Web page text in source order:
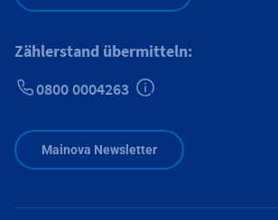
Zählerstand übermitteln:
0800 0004263
Mainova Newsletter